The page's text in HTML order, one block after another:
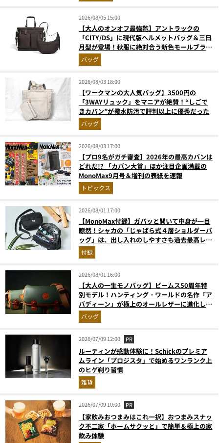
2026/08/05 15:00
【大人のオンオフ最強鞄】アントラックの
「CITY/DS」に現代版ヘルメットバッグ＆三日
月型が登場！秋服に絶対合う新色モールブラウ
ンが傑作
バッグ
2026/08/03 18:00
【ワークマンの大人気バッグ】3500円の
「3WAYリュック」をマニアが絶賛！“しごで
きカバン”が撥水防汚で評判以上に優秀だった
バッグ
2026/08/03 17:00
【プロ9名がガチ審査】2026年の最高カバンは
どれだ!? 「カバン大賞」ほか注目企画満載の
MonoMax9月号＆増刊の表紙を速報
トピックス
2026/08/01 17:00
【MonoMax付録】ガバッと開いて中身が一目
瞭然！シャカの「じゃばら式４層ショルダーバ
ッグ」は、出し入れのしやすさも過去最高レベ
ルだった！
付録
2026/08/01 16:00
【大人の一生モノバッグ】ビームス50周年特
別モデル！ハンティング・ワールドの名作「ア
バディーン」が極上のオールレザーに進化して
登場
バッグ
2026/07/09 12:00 PR
ルーティンが感動体験に！Schickのプレミア
ムライン「プロジスタ」で始めるワンランク上
のヒゲ剃り習慣
雑貨
2026/07/09 10:00 PR
【家飲みおつまみはこれ一択】おつまみスナッ
ク不二家「ホームサクッと」で簡単＆極上の家
飲み体験